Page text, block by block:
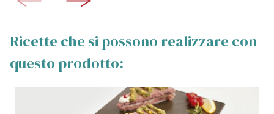
Ricette che si possono realizzare con
questo prodotto: